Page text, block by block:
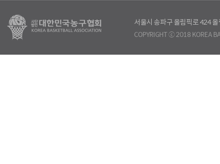
서울시 송파구 올림픽로 424
COPYRIGHT ⓒ 2018 KOREA